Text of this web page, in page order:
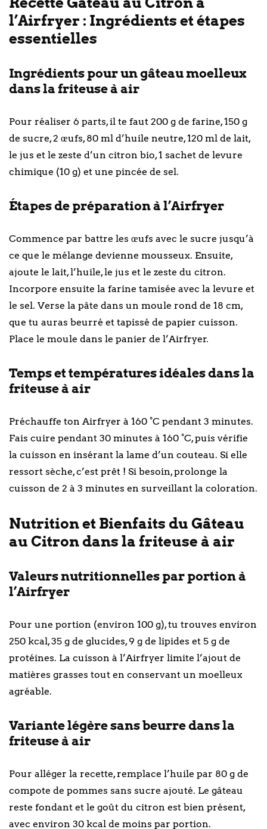
l’Airfryer : Ingrédients et étapes
essentielles
Ingrédients pour un gâteau moelleux
dans la friteuse à air
Pour réaliser 6 parts, il te faut 200 g de farine, 150 g
de sucre, 2 œufs, 80 ml d’huile neutre, 120 ml de lait,
le jus et le zeste d’un citron bio, 1 sachet de levure
chimique (10 g) et une pincée de sel.
Étapes de préparation à l’Airfryer
Commence par battre les œufs avec le sucre jusqu’à
ce que le mélange devienne mousseux. Ensuite,
ajoute le lait, l’huile, le jus et le zeste du citron.
Incorpore ensuite la farine tamisée avec la levure et
le sel. Verse la pâte dans un moule rond de 18 cm,
que tu auras beurré et tapissé de papier cuisson.
Place le moule dans le panier de l’Airfryer.
Temps et températures idéales dans la
friteuse à air
Préchauffe ton Airfryer à 160 °C pendant 3 minutes.
Fais cuire pendant 30 minutes à 160 °C, puis vérifie
la cuisson en insérant la lame d’un couteau. Si elle
ressort sèche, c’est prêt ! Si besoin, prolonge la
cuisson de 2 à 3 minutes en surveillant la coloration.
Nutrition et Bienfaits du Gâteau
au Citron dans la friteuse à air
Valeurs nutritionnelles par portion à
l’Airfryer
Pour une portion (environ 100 g), tu trouves environ
250 kcal, 35 g de glucides, 9 g de lipides et 5 g de
protéines. La cuisson à l’Airfryer limite l’ajout de
matières grasses tout en conservant un moelleux
agréable.
Variante légère sans beurre dans la
friteuse à air
Pour alléger la recette, remplace l’huile par 80 g de
compote de pommes sans sucre ajouté. Le gâteau
reste fondant et le goût du citron est bien présent,
avec environ 30 kcal de moins par portion.